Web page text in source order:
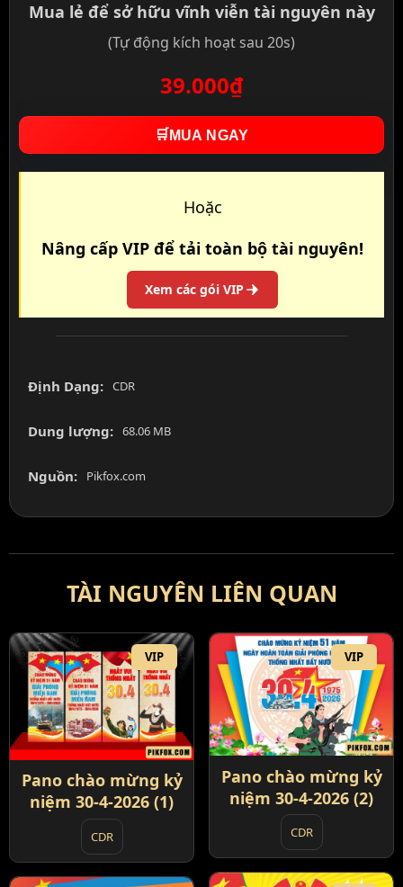
Mua lẻ để sở hữu vĩnh viễn tài nguyên này
(Tự động kích hoạt sau 20s)
39.000₫
🛒 MUA NGAY
Hoặc
Nâng cấp VIP để tải toàn bộ tài nguyên!
Xem các gói VIP
Định Dạng: CDR
Dung lượng: 68.06 MB
Nguồn: Pikfox.com
TÀI NGUYÊN LIÊN QUAN
VIP
Pano chào mừng kỷ
niệm 30-4-2026 (1)
CDR
VIP
Pano chào mừng kỷ
niệm 30-4-2026 (2)
CDR